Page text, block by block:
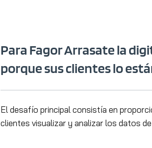
Para Fagor Arrasate la
porque sus clientes lo
El desafío principal consistía en
clientes visualizar y analizar los datos